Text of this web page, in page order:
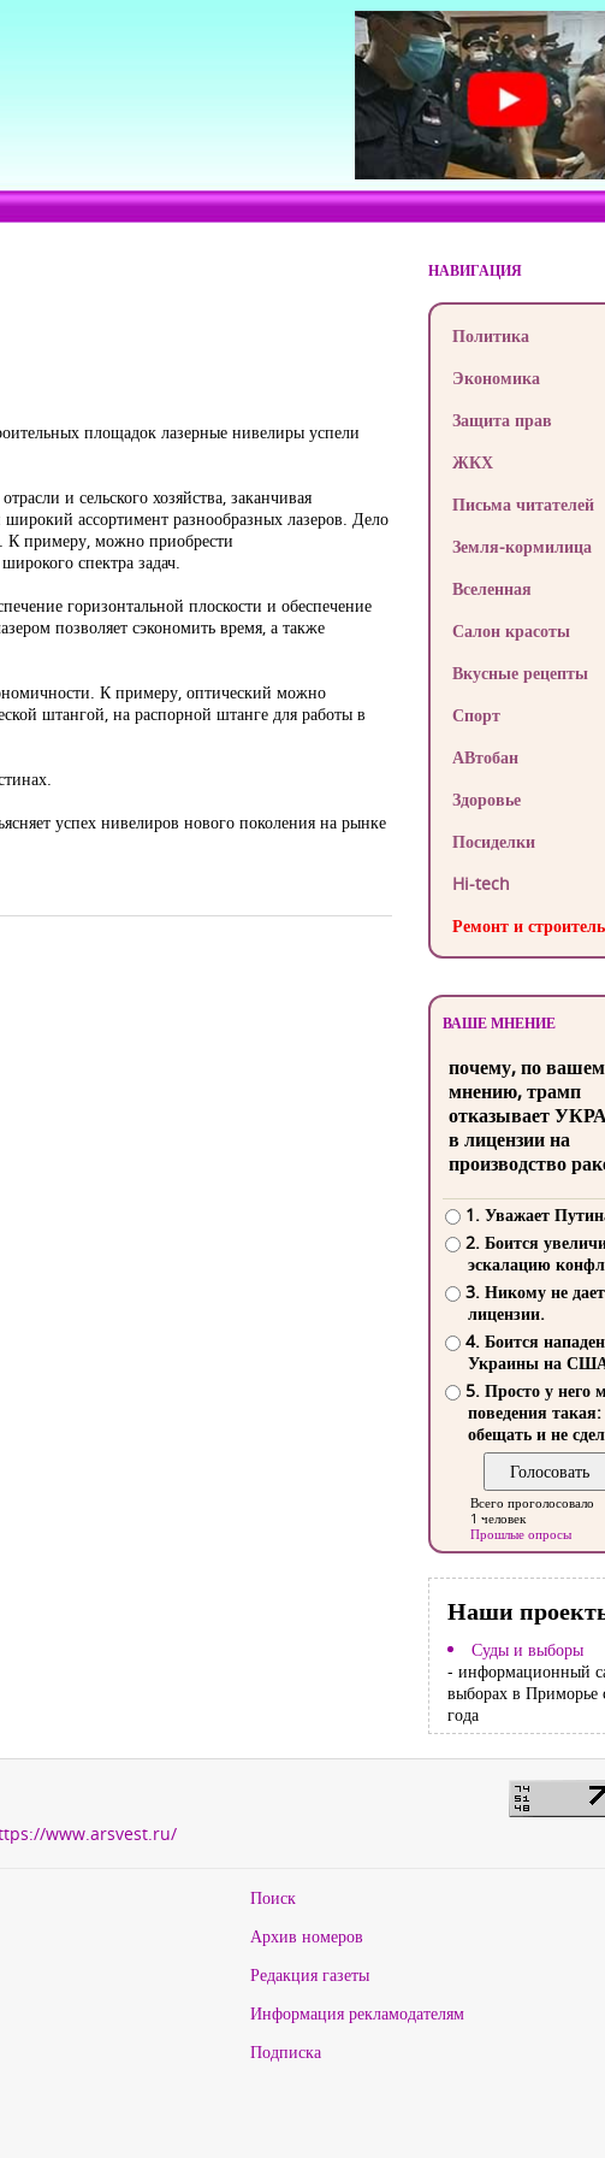
площадок лазерные нивелиры успели
и сельского хозяйства, заканчивая
ассортимент разнообразных лазеров. Дело
К примеру, можно приобрести
спектра задач.
горизонтальной плоскости и обеспечение
позволяет сэкономить время, а также
К примеру, оптический можно
штангой, на распорной штанге для работы в
успех нивелиров нового поколения на рынке
НАВИГАЦИЯ
Политика
Экономика
Защита прав
ЖКХ
Письма читателей
Земля-кормилица
Вселенная
Салон красоты
Вкусные рецепты
Спорт
АВтобан
Здоровье
Посиделки
Hi-tech
Ремонт и
ВАШЕ МНЕНИЕ
почему, по
мнению, трамп
отказывает
в лицензии на
производство
1. Уважает
2. Боится
эскалацию
3. Никому не
лицензии.
4. Боится
Украины на
5. Просто у него
поведения такая:
обещать и не
Всего проголосовало
1 человек
Прошлые опросы
Наши
Суды и выборы
- информационный
выборах в Приморье
года
www.arsvest.ru/
Поиск
Архив номеров
Редакция газеты
Информация рекламодателям
Подписка